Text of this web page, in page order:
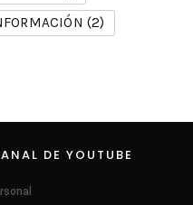
(2)
DE YOUTUBE